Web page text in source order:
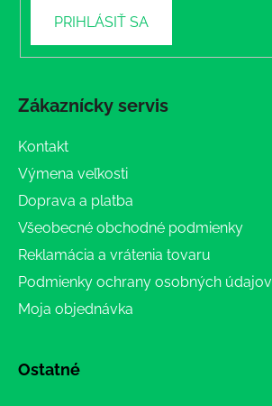
PRIHLÁSIŤ SA
Zákaznícky servis
Kontakt
Výmena veľkosti
Doprava a platba
Všeobecné obchodné podmienky
Reklamácia a vrátenia tovaru
Podmienky ochrany osobných údajov
Moja objednávka
Ostatné